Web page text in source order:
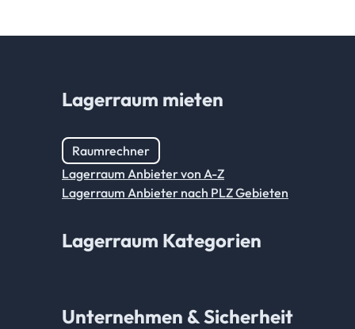
Lagerraum mieten
Raumrechner
Lagerraum Anbieter von A-Z
Lagerraum Anbieter nach PLZ Gebieten
Lagerraum Kategorien
Unternehmen & Sicherheit